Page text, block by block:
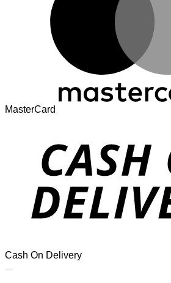
MasterCard
Cash On Delivery